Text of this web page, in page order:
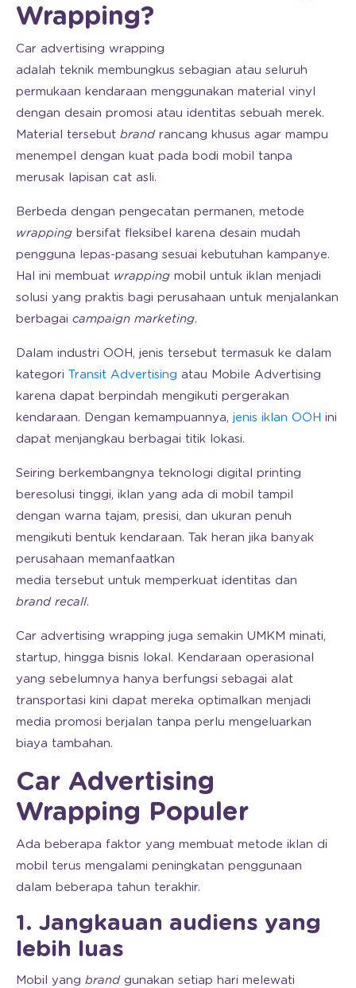
Wrapping?
Car advertising wrapping
adalah teknik membungkus sebagian atau seluruh
permukaan kendaraan menggunakan material vinyl
dengan desain promosi atau identitas sebuah merek.
Material tersebut brand rancang khusus agar mampu
menempel dengan kuat pada bodi mobil tanpa
merusak lapisan cat asli.
Berbeda dengan pengecatan permanen, metode
wrapping bersifat fleksibel karena desain mudah
pengguna lepas-pasang sesuai kebutuhan kampanye.
Hal ini membuat wrapping mobil untuk iklan menjadi
solusi yang praktis bagi perusahaan untuk menjalankan
berbagai campaign marketing.
Dalam industri OOH, jenis tersebut termasuk ke dalam
kategori Transit Advertising atau Mobile Advertising
karena dapat berpindah mengikuti pergerakan
kendaraan. Dengan kemampuannya, jenis iklan OOH ini
dapat menjangkau berbagai titik lokasi.
Seiring berkembangnya teknologi digital printing
beresolusi tinggi, iklan yang ada di mobil tampil
dengan warna tajam, presisi, dan ukuran penuh
mengikuti bentuk kendaraan. Tak heran jika banyak
perusahaan memanfaatkan
media tersebut untuk memperkuat identitas dan
brand recall.
Car advertising wrapping juga semakin UMKM minati,
startup, hingga bisnis lokal. Kendaraan operasional
yang sebelumnya hanya berfungsi sebagai alat
transportasi kini dapat mereka optimalkan menjadi
media promosi berjalan tanpa perlu mengeluarkan
biaya tambahan.
Car Advertising
Wrapping Populer
Ada beberapa faktor yang membuat metode iklan di
mobil terus mengalami peningkatan penggunaan
dalam beberapa tahun terakhir.
1. Jangkauan audiens yang
lebih luas
Mobil yang brand gunakan setiap hari melewati